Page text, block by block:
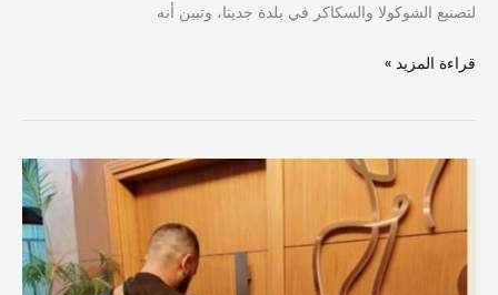
لتصنيع الشوكولا والسكاكر في بلدة جديتا، وتبين أنه
قراءة المزيد »
يغلق
في